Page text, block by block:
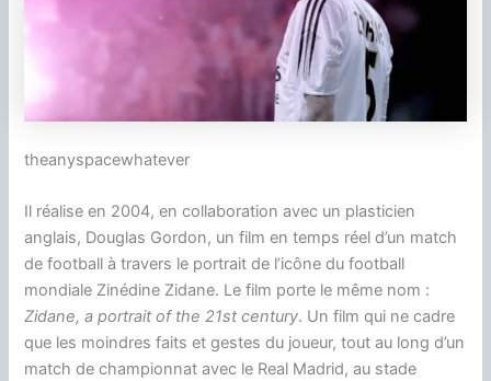
theanyspacewhatever
Il réalise en 2004, en collaboration avec un plasticien
anglais, Douglas Gordon, un film en temps réel d’un match
de football à travers le portrait de l’icône du football
mondiale Zinédine Zidane. Le film porte le même nom :
Zidane, a portrait of the 21st century. Un film qui ne cadre
que les moindres faits et gestes du joueur, tout au long d’un
match de championnat avec le Real Madrid, au stade